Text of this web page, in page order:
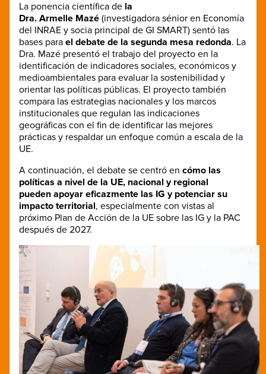
La ponencia científica de la
Dra. Armelle Mazé (investigadora sénior en Economía
del INRAE y socia principal de GI SMART) sentó las
bases para el debate de la segunda mesa redonda. La
Dra. Mazé presentó el trabajo del proyecto en la
identificación de indicadores sociales, económicos y
medioambientales para evaluar la sostenibilidad y
orientar las políticas públicas. El proyecto también
compara las estrategias nacionales y los marcos
institucionales que regulan las indicaciones
geográficas con el fin de identificar las mejores
prácticas y respaldar un enfoque común a escala de la
UE.
A continuación, el debate se centró en cómo las
políticas a nivel de la UE, nacional y regional
pueden apoyar eficazmente las IG y potenciar su
impacto territorial, especialmente con vistas al
próximo Plan de Acción de la UE sobre las IG y la PAC
después de 2027.